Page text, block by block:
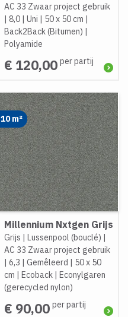
AC 33 Zwaar project gebruik
| 8,0 | Uni | 50 x 50 cm |
Back2Back (Bitumen) |
Polyamide
€ 120,00 per partij
10 m²
Millennium Nxtgen Grijs
Grijs | Lussenpool (bouclé) |
AC 33 Zwaar project gebruik
| 6,3 | Gemêleerd | 50 x 50
cm | Ecoback | Econylgaren
(gerecycled nylon)
€ 90,00 per partij